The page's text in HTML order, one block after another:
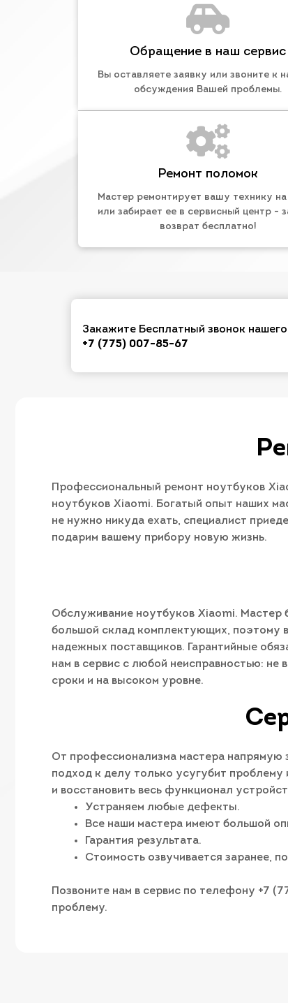
Обращение в наш сервис
Вы оставляете заявку или звоните к
обсуждения Вашей проблемы.
Ремонт поломок
Мастер ремонтирует вашу технику на
или забирает ее в сервисный центр -
возврат бесплатно!
Закажите Бесплатный звонок
+7 (775) 007-85-67
Профессиональный ремонт ноутбуков
ноутбуков Xiaomi. Богатый опыт наших
не нужно никуда ехать, специалист
подарим вашему прибору новую жизнь.
Обслуживание ноутбуков Xiaomi. Мастер
большой склад комплектующих, поэтому
надежных поставщиков. Гарантийные
нам в сервис с любой неисправностью:
сроки и на высоком уровне.
От профессионализма мастера напрямую
подход к делу только усугубит проблему
и восстановить весь функционал
Устраняем любые дефекты.
Все наши мастера имеют большой
Гарантия результата.
Стоимость озвучивается заранее,
Позвоните нам в сервис по телефону +7
проблему.